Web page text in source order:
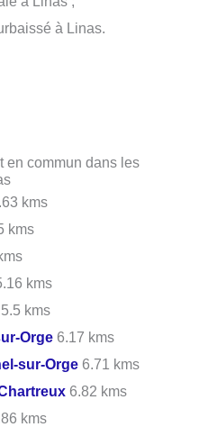
à Linas.
en commun dans les
kms
kms
kms
5.5 kms
Orge 6.17 kms
sur-Orge 6.71 kms
6.82 kms
kms